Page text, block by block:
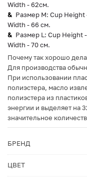
Width - 62см.
Размер M: Cup Height
Width - 66 см.
Размер L: Cup Height
Width - 70 см.
Почему так хорошо
Для производства
При использовании
полиэстера, масло
полиэстера из
энергии и выделяет на
значительное
БРЕНД
ЦВЕТ